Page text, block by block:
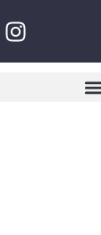
I
n
s